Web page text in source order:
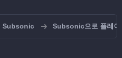
Subsonic Subsonic으로 플레이